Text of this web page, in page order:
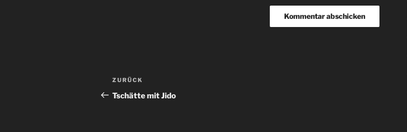
Beitragsnavigation
Vorheriger
Beitrag
ZURÜCK
Tschätte mit Jido